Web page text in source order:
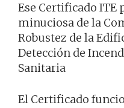
Ese Certificado ITE
minuciosa de la
Robustez de la
Detección de
Sanitaria
El Certificado